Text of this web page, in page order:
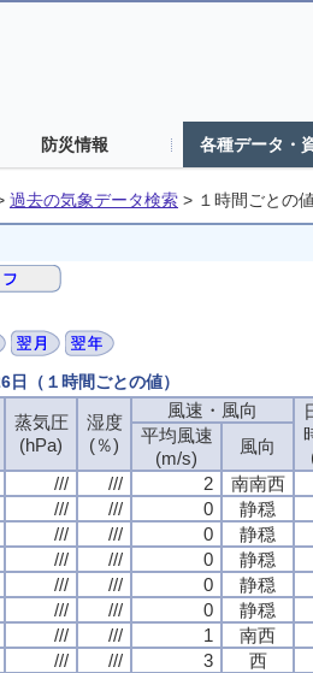
防災情報 各種データ・
過去の気象データ検索 > １時間ごとの
（１時間ごとの値）
蒸気圧
(hPa)
湿度
(％)
風速・風向
平均風速
(m/s)
風向
/// /// 2
南南西
/// /// 0
静穏
/// /// 0
静穏
/// /// 0
静穏
/// /// 0
静穏
/// /// 0
静穏
/// /// 1
南西
/// /// 3
西
蒸気圧
(hPa)
湿度
(％)
風速・風向
平均風速
(m/s)
風向
/// /// 2
南南西
/// /// 0
静穏
/// /// 0
静穏
/// /// 0
静穏
/// /// 0
静穏
/// /// 0
静穏
/// /// 1
南西
/// /// 3
西
蒸気圧
(hPa)
湿度
(％)
風速・風向
平均風速
(m/s)
風向
/// /// 2
南南西
/// /// 0
静穏
/// /// 0
静穏
/// /// 0
静穏
/// /// 0
静穏
/// /// 0
静穏
/// /// 1
南西
/// /// 3
西
蒸気圧
(hPa)
湿度
(％)
風速・風向
平均風速
(m/s)
風向
/// /// 2
南南西
/// /// 0
静穏
/// /// 0
静穏
/// /// 0
静穏
/// /// 0
静穏
/// /// 0
静穏
/// /// 1
南西
/// /// 3
西